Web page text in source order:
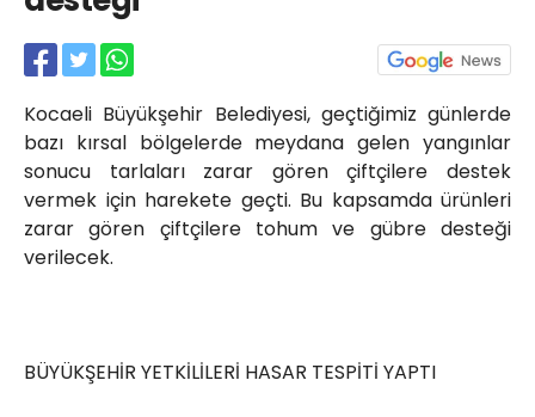
Kocaeli Büyükşehir Belediyesi, geçtiğimiz günlerde
bazı kırsal bölgelerde meydana gelen yangınlar
sonucu tarlaları zarar gören çiftçilere destek
vermek için harekete geçti. Bu kapsamda ürünleri
zarar gören çiftçilere tohum ve gübre desteği
verilecek.
BÜYÜKŞEHİR YETKİLİLERİ HASAR TESPİTİ YAPTI
Yahya Kaptan Mahallesi
Akkavaklar Caddesi No:17/4 İzmit-
kocaelisokak@gmail.com